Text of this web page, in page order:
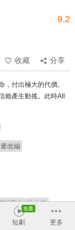
9.2
收藏
分享
付出極大的代價。
賴產生動搖。此時All
改編
川界人 悠木碧
畠中祐 梶裕貴
三好晃祐 古島清孝
短劇 更多